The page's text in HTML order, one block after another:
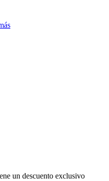
un descuento exclusivo